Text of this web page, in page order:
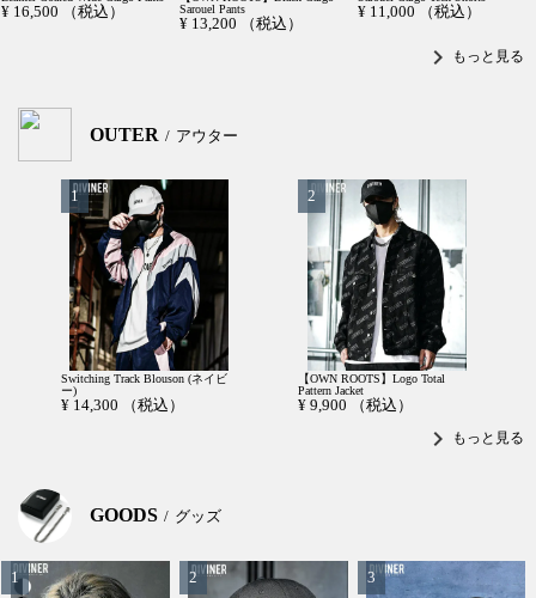
¥ 16,500 （税込）
Sarouel Pants
¥ 13,200 （税込）
¥ 11,000 （税込）
chevron_right もっと見る
OUTER アウター
Switching Track Blouson (ネイビ
ー)
¥ 14,300 （税込）
【OWN ROOTS】Logo Total
Pattern Jacket
¥ 9,900 （税込）
chevron_right もっと見る
GOODS グッズ